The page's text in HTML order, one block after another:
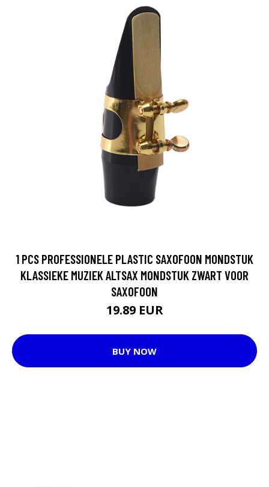
1 PCS PROFESSIONELE PLASTIC SAXOFOON MONDSTUK
KLASSIEKE MUZIEK ALTSAX MONDSTUK ZWART VOOR
SAXOFOON
19.89 EUR
BUY NOW